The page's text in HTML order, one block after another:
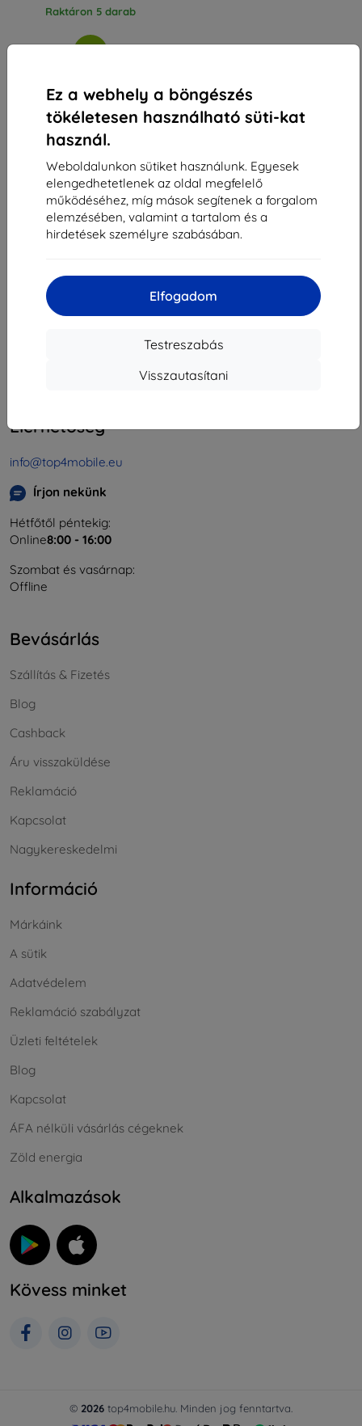
Ez a webhely a böngészés
tökéletesen használható süti-kat
használ.
Weboldalunkon sütiket használunk. Egyesek
elengedhetetlenek az oldal megfelelő
működéséhez, míg mások segítenek a forgalom
elemzésében, valamint a tartalom és a
hirdetések személyre szabásában.
Elfogadom
Testreszabás
Visszautasítani
Raktáron 5 darab
Összes találat3.
Shield-Sk s.r.o.
Rudolf Mocka utca 3750/2A
SK2023549671
Elérhetőség
info@top4mobile.eu
Írjon nekünk
Hétfőtől péntekig:
Online8:00 - 16:00
Szombat és vasárnap:
Offline
Bevásárlás
Szállítás & Fizetés
Blog
Cashback
Áru visszaküldése
Reklamáció
Kapcsolat
Nagykereskedelmi
Információ
Márkáink
A sütik
Adatvédelem
Reklamáció szabályzat
Üzleti feltételek
Blog
Kapcsolat
ÁFA nélküli vásárlás cégeknek
Zöld energia
Alkalmazások
Kövess minket
© 2026 top4mobile.hu. Minden jog fenntartva.